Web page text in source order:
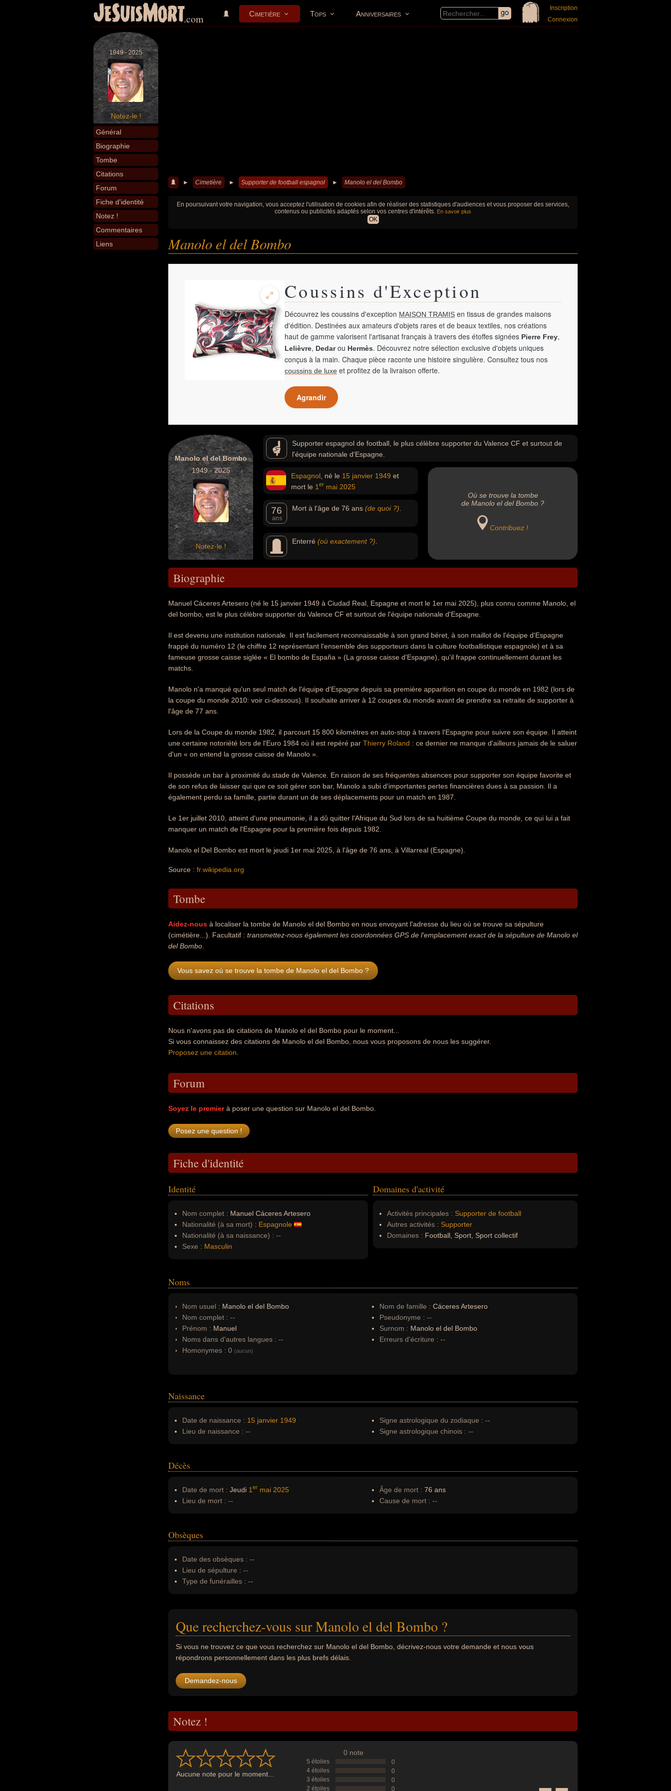
JeSuisMort.com Cimetière Tops Anniversaires
Inscription
Connexion
1949 - 2025
Notez-le !
Général
Biographie
Tombe
Citations
Forum
Fiche d'identité
Notez !
Commentaires
Liens
► Cimetière ► Supporter de football espagnol ► Manolo el del Bombo
En poursuivant votre navigation, vous acceptez l'utilisation de cookies afin de réaliser des statistiques d'audiences et vous proposer des services,
contenus ou publicités adaptés selon vos centres d'intérêts. En savoir plus
OK
Manolo el del Bombo
Coussins d'Exception
Découvrez les coussins d'exception MAISON TRAMIS en tissus de grandes maisons
d'édition. Destinées aux amateurs d'objets rares et de beaux textiles, nos créations
haut de gamme valorisent l'artisanat français à travers des étoffes signées Pierre Frey,
Lelièvre, Dedarou Hermès. Découvrez notre sélection exclusive d'objets uniques
conçus à la main. Chaque pièce raconte une histoire singulière. Consultez tous nos
coussins de luxe et profitez de la livraison offerte.
Agrandir
Manolo el del Bombo
1949 - 2025
Notez-le !
Supporter espagnol de football, le plus célèbre supporter du Valence CF et surtout de
l'équipe nationale d'Espagne.
Espagnol , né le 15 janvier 1949 et
mort le 1 er mai 2025
76
ans
Mort à l'âge de 76 ans (de quoi ?)
Enterré (où exactement ?)
Où se trouve la tombe
de Manolo el del Bombo ?
Contribuez !
Biographie
Manuel Cáceres Artesero (né le 15 janvier 1949 à Ciudad Real, Espagne et mort le 1er mai 2025), plus connu comme Manolo, el
del bombo, est le plus célèbre supporter du Valence CF et surtout de l'équipe nationale d'Espagne.
Il est devenu une institution nationale. Il est facilement reconnaissable à son grand béret, à son maillot de l'équipe d'Espagne
frappé du numéro 12 (le chiffre 12 représentant l'ensemble des supporteurs dans la culture footballistique espagnole) et à sa
fameuse grosse caisse siglée « El bombo de España » (La grosse caisse d'Espagne), qu'il frappe continuellement durant les
matchs.
Manolo n'a manqué qu'un seul match de l'équipe d'Espagne depuis sa première apparition en coupe du monde en 1982 (lors de
la coupe du monde 2010: voir ci-dessous). Il souhaite arriver à 12 coupes du monde avant de prendre sa retraite de supporter à
l'âge de 77 ans.
Lors de la Coupe du monde 1982, il parcourt 15 800 kilomètres en auto-stop à travers l'Espagne pour suivre son équipe. Il atteint
une certaine notoriété lors de l'Euro 1984 où il est repéré par Thierry Roland : ce dernier ne manque d'ailleurs jamais de le saluer
d'un « on entend la grosse caisse de Manolo ».
Il possède un bar à proximité du stade de Valence. En raison de ses fréquentes absences pour supporter son équipe favorite et
de son refus de laisser qui que ce soit gérer son bar, Manolo a subi d'importantes pertes financières dues à sa passion. Il a
également perdu sa famille, partie durant un de ses déplacements pour un match en 1987.
Le 1er juillet 2010, atteint d'une pneumonie, il a dû quitter l'Afrique du Sud lors de sa huitième Coupe du monde, ce qui lui a fait
manquer un match de l'Espagne pour la première fois depuis 1982.
Manolo el Del Bombo est mort le jeudi 1er mai 2025, à l'âge de 76 ans, à Villarreal (Espagne).
Source : fr.wikipedia.org
Tombe
Aidez-nous à localiser la tombe de Manolo el del Bombo en nous envoyant l'adresse du lieu où se trouve sa sépulture
(cimétière...). Facultatif : transmettez-nous également les coordonnées GPS de l'emplacement exact de la sépulture de Manolo el
del Bombo
Vous savez où se trouve la tombe de Manolo el del Bombo ?
Citations
Nous n'avons pas de citations de Manolo el del Bombo pour le moment...
Si vous connaissez des citations de Manolo el del Bombo, nous vous proposons de nous les suggérer.
Proposez une citation
Forum
Soyez le premierà poser une question sur Manolo el del Bombo.
Fiche d'identité
Identité
Nom complet : Manuel Cáceres Artesero
Nationalité (à sa mort) : Espagnole
Nationalité (à sa naissance) : --
Sexe : Masculin
Domaines d'activité
Activités principales : Supporter de football
Autres activités : Supporter
Domaines : Football, Sport, Sport collectif
Noms
Nom usuel : Manolo el del Bombo
Nom complet : --
Prénom : Manuel
Noms dans d'autres langues : --
Homonymes : 0 (aucun)
Nom de famille : Cáceres Artesero
Pseudonyme : --
Surnom : Manolo el del Bombo
Erreurs d'écriture : --
Naissance
Date de naissance : 15 janvier 1949
Lieu de naissance : --
Signe astrologique du zodiaque : --
Signe astrologique chinois : --
Décès
Date de mort : Jeudi 1 er mai 2025
Lieu de mort : --
Âge de mort : 76 ans
Cause de mort : --
Obsèques
Date des obsèques : --
Lieu de sépulture : --
Type de funérailles : --
Que recherchez-vous sur Manolo el del Bombo ?
Si vous ne trouvez ce que vous recherchez sur Manolo el del Bombo, décrivez-nous votre demande et nous vous
répondrons personnellement dans les plus brefs délais.
Demandez-nous
Notez !
Aucune note pour le moment...
0 note
5 étoiles
0
4 étoiles
0
3 étoiles
0
2 étoiles
0